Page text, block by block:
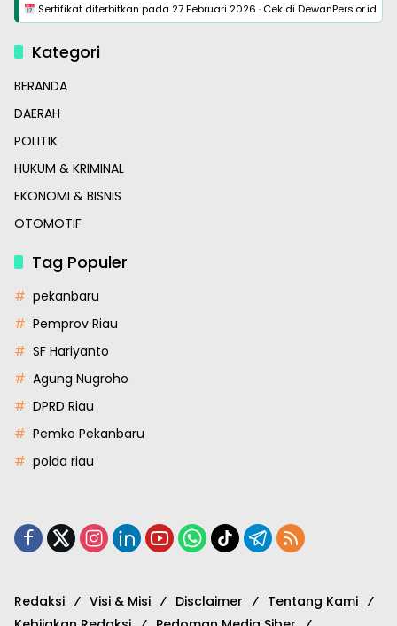
Sertifikat diterbitkan pada 27 Februari 2026 · Cek di DewanPers.or.id
Kategori
BERANDA
DAERAH
POLITIK
HUKUM & KRIMINAL
EKONOMI & BISNIS
OTOMOTIF
Tag Populer
pekanbaru
Pemprov Riau
SF Hariyanto
Agung Nugroho
DPRD Riau
Pemko Pekanbaru
polda riau
Redaksi Visi & Misi Disclaimer
Tentang Kami